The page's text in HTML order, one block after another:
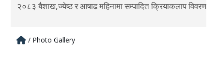
२०८३ बैशाख,ज्येष्ठ र आषाढ महिनामा सम्पादित क्रियाकलाप विवरण
/ Photo Gallery